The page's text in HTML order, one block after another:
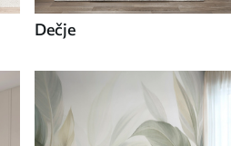
Dečje